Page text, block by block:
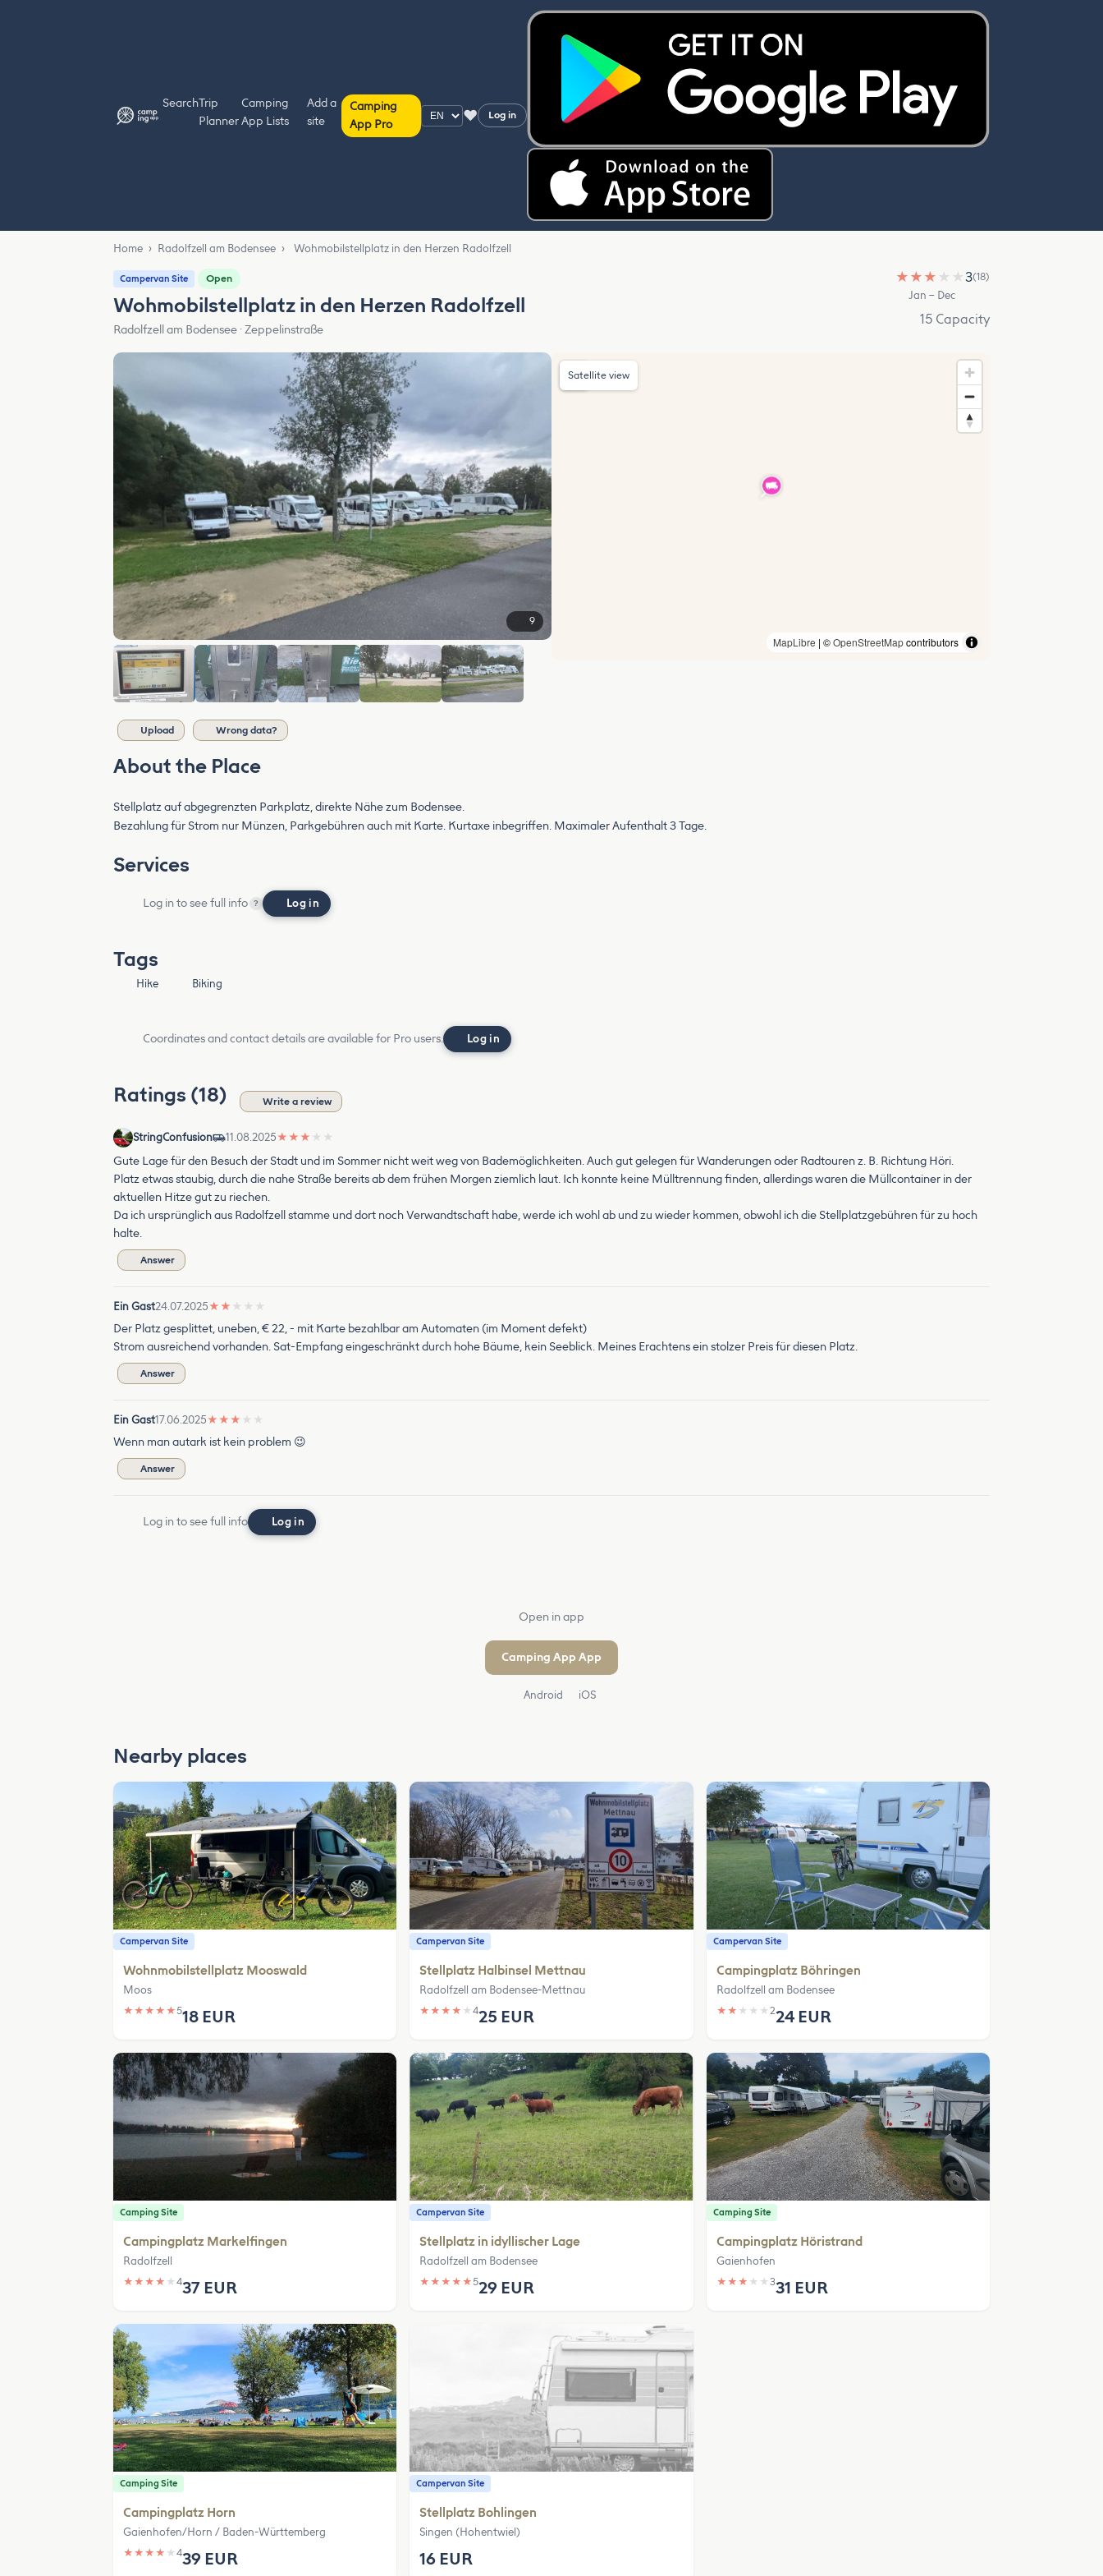
SearchTrip
Planner
Camping
App Lists
Add a
site
Camping
App Pro
♥ Log in
Home › Radolfzell am Bodensee › Wohmobilstellplatz in den Herzen Radolfzell
Campervan Site Open
Wohmobilstellplatz in den Herzen Radolfzell
Radolfzell am Bodensee · Zeppelinstraße
★ ★ ★ ★ ★3(18)
Jan – Dec
15 Capacity
9
MapLibre | ©OpenStreetMapcontributors
Satellite view
Upload Wrong data?
About the Place
Stellplatz auf abgegrenzten Parkplatz, direkte Nähe zum Bodensee.
Bezahlung für Strom nur Münzen, Parkgebühren auch mit Karte. Kurtaxe inbegriffen. Maximaler Aufenthalt 3 Tage.
Services
Log in to see full info ? Log in
Tags
Hike Biking
Coordinates and contact details are available for Pro users. Log in
Ratings (18) Write a review
StringConfusion 11.08.2025★ ★ ★ ★ ★
Gute Lage für den Besuch der Stadt und im Sommer nicht weit weg von Bademöglichkeiten. Auch gut gelegen für Wanderungen oder Radtouren z. B. Richtung Höri.
Platz etwas staubig, durch die nahe Straße bereits ab dem frühen Morgen ziemlich laut. Ich konnte keine Mülltrennung finden, allerdings waren die Müllcontainer in der
aktuellen Hitze gut zu riechen.
Da ich ursprünglich aus Radolfzell stamme und dort noch Verwandtschaft habe, werde ich wohl ab und zu wieder kommen, obwohl ich die Stellplatzgebühren für zu hoch
halte.
Answer
Ein Gast24.07.2025★ ★ ★ ★ ★
Der Platz gesplittet, uneben, € 22, - mit Karte bezahlbar am Automaten (im Moment defekt)
Strom ausreichend vorhanden. Sat-Empfang eingeschränkt durch hohe Bäume, kein Seeblick. Meines Erachtens ein stolzer Preis für diesen Platz.
Answer
Ein Gast17.06.2025★ ★ ★ ★ ★
Wenn man autark ist kein problem 😉
Answer
Log in to see full info Log in
Open in app
Camping App App
Android iOS
Nearby places
Campervan Site
Wohnmobilstellplatz Mooswald
Moos
★ ★ ★ ★ ★518 EUR
Campervan Site
Stellplatz Halbinsel Mettnau
Radolfzell am Bodensee-Mettnau
★ ★ ★ ★ ★425 EUR
Campervan Site
Campingplatz Böhringen
Radolfzell am Bodensee
★ ★ ★ ★ ★ 224 EUR
Camping Site
Campingplatz Markelfingen
Radolfzell
★ ★ ★ ★ ★ 437 EUR
Campervan Site
Stellplatz in idyllischer Lage
Radolfzell am Bodensee
★ ★ ★ ★ ★529 EUR
Camping Site
Campingplatz Höristrand
Gaienhofen
★ ★ ★ ★ ★ 331 EUR
Camping Site
Campingplatz Horn
Gaienhofen/Horn / Baden-Württemberg
★ ★ ★ ★ ★ 439 EUR
Campervan Site
Stellplatz Bohlingen
Singen (Hohentwiel)
16 EUR